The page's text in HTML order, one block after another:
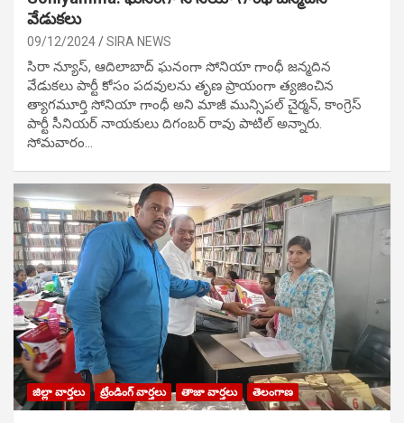
వేడుక‌లు
09/12/2024 SIRA NEWS
సిరా న్యూస్, ఆదిలాబాద్ ఘ‌నంగా సోనియా గాంధీ జ‌న్మ‌దిన
వేడుక‌లు పార్టీ కోసం ప‌ద‌వుల‌ను తృణ ప్రాయంగా త్య‌జించిన
త్యాగమూర్తి సోనియా గాంధీ అని మాజీ మున్సిప‌ల్ చైర్మ‌న్, కాంగ్రెస్
పార్టీ సీనియ‌ర్ నాయ‌కులు దిగంబ‌ర్ రావు పాటిల్ అన్నారు.
సోమవారం…
జిల్లా వార్తలు ట్రేండింగ్ వార్తలు తాజా వార్తలు తెలంగాణ